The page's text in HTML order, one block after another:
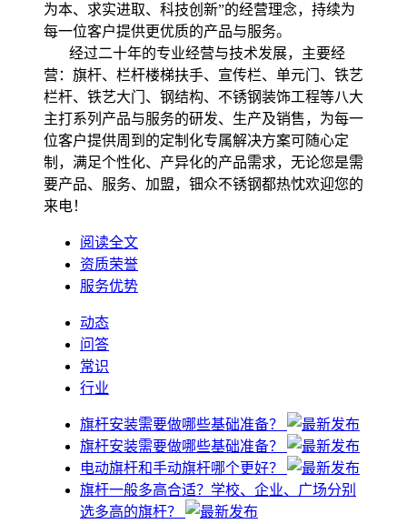
为本、求实进取、科技创新”的经营理念，持续为
每一位客户提供更优质的产品与服务。
经过二十年的专业经营与技术发展，主要经
营：旗杆、栏杆楼梯扶手、宣传栏、单元门、铁艺
栏杆、铁艺大门、钢结构、不锈钢装饰工程等八大
主打系列产品与服务的研发、生产及销售，为每一
位客户提供周到的定制化专属解决方案可随心定
制，满足个性化、产异化的产品需求，无论您是需
要产品、服务、加盟，钿众不锈钢都热忱欢迎您的
来电！
阅读全文
资质荣誉
服务优势
动态
问答
常识
行业
旗杆安装需要做哪些基础准备？
旗杆安装需要做哪些基础准备？
电动旗杆和手动旗杆哪个更好？
旗杆一般多高合适？学校、企业、广场分别
选多高的旗杆？